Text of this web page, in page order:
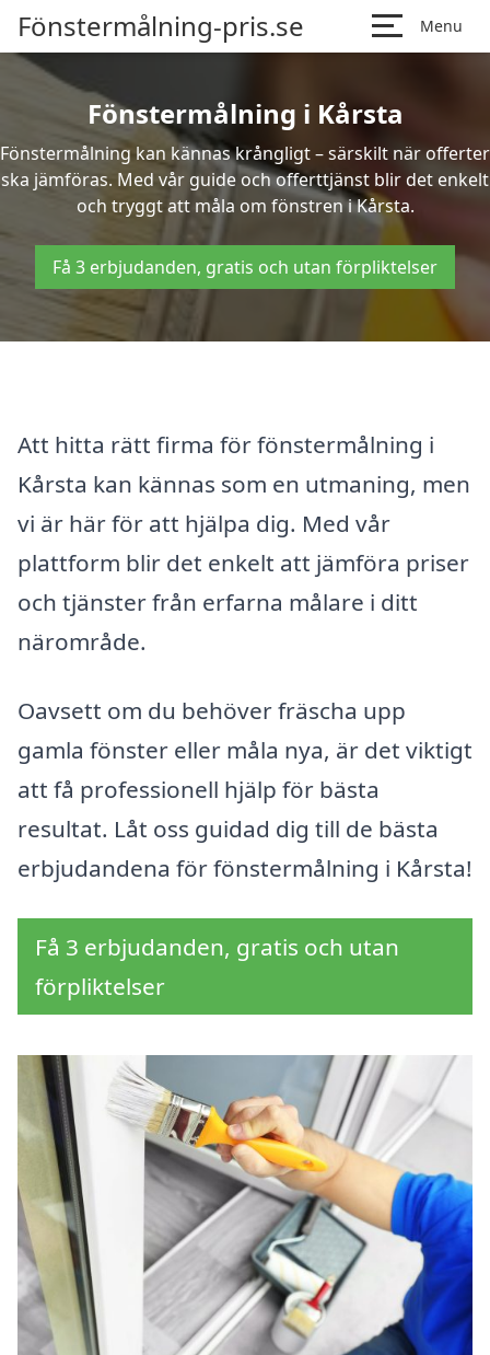
Fönstermålning-pris.se Menu
Fönstermålning i Kårsta
Fönstermålning kan kännas krångligt – särskilt när offerter
ska jämföras. Med vår guide och offerttjänst blir det enkelt
och tryggt att måla om fönstren i Kårsta.
Få 3 erbjudanden, gratis och utan förpliktelser
Att hitta rätt firma för fönstermålning i
Kårsta kan kännas som en utmaning, men
vi är här för att hjälpa dig. Med vår
plattform blir det enkelt att jämföra priser
och tjänster från erfarna målare i ditt
närområde.
Oavsett om du behöver fräscha upp
gamla fönster eller måla nya, är det viktigt
att få professionell hjälp för bästa
resultat. Låt oss guidad dig till de bästa
erbjudandena för fönstermålning i Kårsta!
Få 3 erbjudanden, gratis och utan
förpliktelser